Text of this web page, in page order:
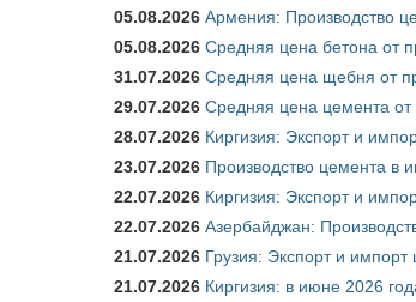
05.08.2026 Армения: Производство
05.08.2026 Средняя цена бетона от
31.07.2026 Средняя цена щебня от
29.07.2026 Средняя цена цемента
28.07.2026 Киргизия: Экспорт и
23.07.2026 Производство цемента в
22.07.2026 Киргизия: Экспорт и
22.07.2026 Азербайджан:
21.07.2026 Грузия: Экспорт и
21.07.2026 Киргизия: в июне 2026